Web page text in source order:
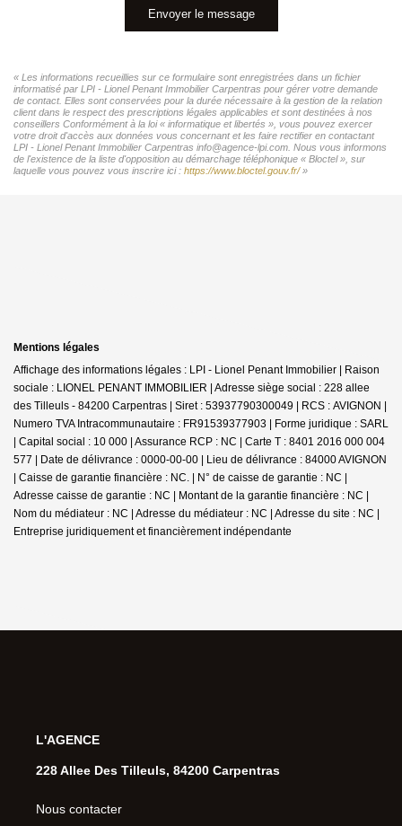
Envoyer le message
« Les informations recueillies sur ce formulaire sont enregistrées dans un fichier
informatisé par LPI - Lionel Penant Immobilier Carpentras pour gérer votre demande
de contact. Elles sont conservées pour la durée nécessaire à la gestion de la relation
client dans le respect des prescriptions légales applicables et sont destinées à nos
conseillers Conformément à la loi « informatique et libertés », vous pouvez exercer
votre droit d'accès aux données vous concernant et les faire rectifier en contactant
LPI - Lionel Penant Immobilier Carpentras info@agence-lpi.com. Nous vous informons
de l'existence de la liste d'opposition au démarchage téléphonique « Bloctel », sur
laquelle vous pouvez vous inscrire ici : https://www.bloctel.gouv.fr/»
Mentions légales
Affichage des informations légales : LPI - Lionel Penant Immobilier | Raison
sociale : LIONEL PENANT IMMOBILIER | Adresse siège social : 228 allee
des Tilleuls - 84200 Carpentras | Siret : 53937790300049 | RCS : AVIGNON |
Numero TVA Intracommunautaire : FR91539377903 | Forme juridique : SARL
| Capital social : 10 000 | Assurance RCP : NC | Carte T : 8401 2016 000 004
577 | Date de délivrance : 0000-00-00 | Lieu de délivrance : 84000 AVIGNON
| Caisse de garantie financière : NC. | N° de caisse de garantie : NC |
Adresse caisse de garantie : NC | Montant de la garantie financière : NC |
Nom du médiateur : NC | Adresse du médiateur : NC | Adresse du site : NC |
Entreprise juridiquement et financièrement indépendante
L'AGENCE
228 Allee Des Tilleuls, 84200 Carpentras
Nous contacter